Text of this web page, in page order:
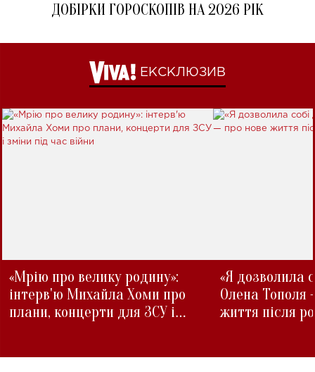
ДОБІРКИ ГОРОСКОПІВ НА 2026 РІК
ЕКСКЛЮЗИВ
«Мрію про велику родину»:
інтерв'ю Михайла Хоми про
плани, концерти для ЗСУ і
«Я дозволила
Олена Тополя
життя після